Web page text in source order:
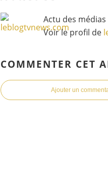
Actu des
Voir le profil de
COMMENTER CET
Ajouter un